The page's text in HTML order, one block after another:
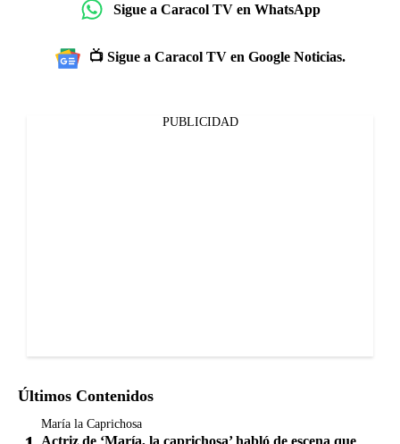
Sigue a Caracol TV en WhatsApp
📺 Sigue a Caracol TV en Google Noticias.
PUBLICIDAD
Últimos Contenidos
María la Caprichosa